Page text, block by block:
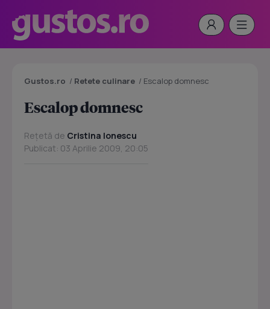
Gustos.ro / Retete culinare / Escalop domnesc
Escalop domnesc
Rețetă de Cristina Ionescu
Publicat: 03 Aprilie 2009, 20:05